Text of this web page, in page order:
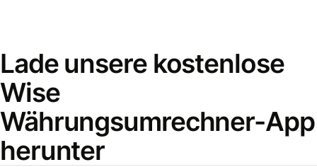
Lade unsere kostenlose
Wise
Währungsumrechner-App
herunter